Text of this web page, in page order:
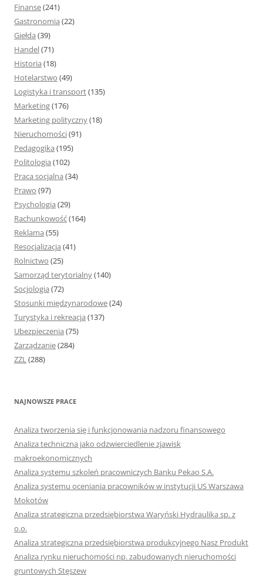
Finanse(241)
Gastronomia (22)
Giełda (39)
Handel(71)
Historia (18)
Hotelarstwo (49)
Logistyka i transport(135)
Marketing(176)
Marketing polityczny(18)
Nieruchomości(91)
Pedagogika (195)
Politologia (102)
Praca socjalna (34)
Prawo (97)
Psychologia (29)
Rachunkowość(164)
Reklama (55)
Resocjalizacja (41)
Rolnictwo (25)
Samorząd terytorialny(140)
Socjologia (72)
Stosunki międzynarodowe(24)
Turystyka i rekreacja (137)
Ubezpieczenia (75)
Zarządzanie(284)
ZZL(288)
NAJNOWSZE PRACE
Analiza tworzenia się i funkcjonowania nadzoru finansowego
Analiza techniczna jako odzwierciedlenie zjawisk
makroekonomicznych
Analiza systemu szkoleń pracowniczych Banku Pekao S.A.
Analiza systemu oceniania pracowników w instytucji US Warszawa
Mokotów
Analiza strategiczna przedsiębiorstwa Waryński Hydraulika sp. z
o.o.
Analiza strategiczna przedsiębiorstwa produkcyjnego Nasz Produkt
Analiza rynku nieruchomości np. zabudowanych nieruchomości
gruntowych Stęszew